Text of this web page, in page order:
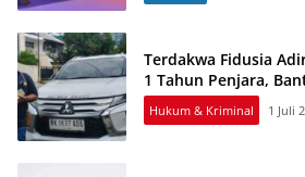
Terdakwa Fidusia
1 Tahun Penjara,
Hukum & Kriminal 1 Juli